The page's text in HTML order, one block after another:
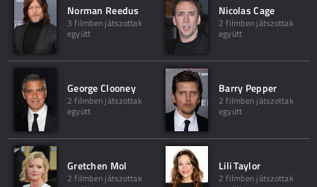
Norman Reedus
3 filmben játszottak
együtt
Nicolas Cage
2 filmben játszottak
együtt
George Clooney
2 filmben játszottak
együtt
Barry Pepper
2 filmben játszottak
együtt
Gretchen Mol
2 filmben játszottak
Lili Taylor
2 filmben játszottak